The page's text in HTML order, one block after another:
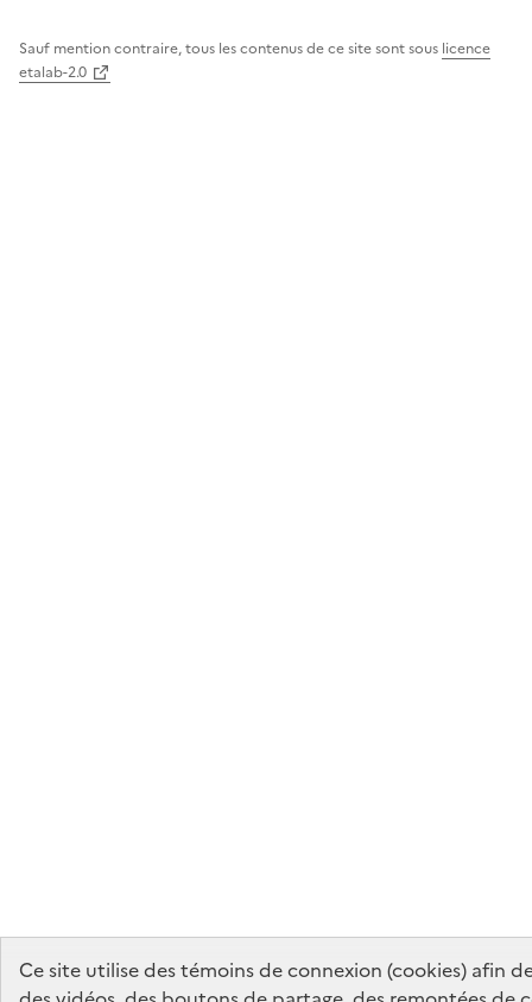
Ce site utilise des témoins de connexion (cookies) afin
Sauf mention contraire, tous les contenus de ce site sont sous licence
etalab-2.0